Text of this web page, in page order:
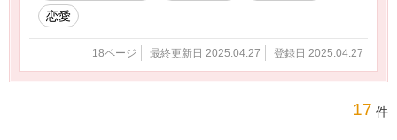
恋愛
18ページ 最終更新日 2025.04.27 登録日 2025.04.27
17 件